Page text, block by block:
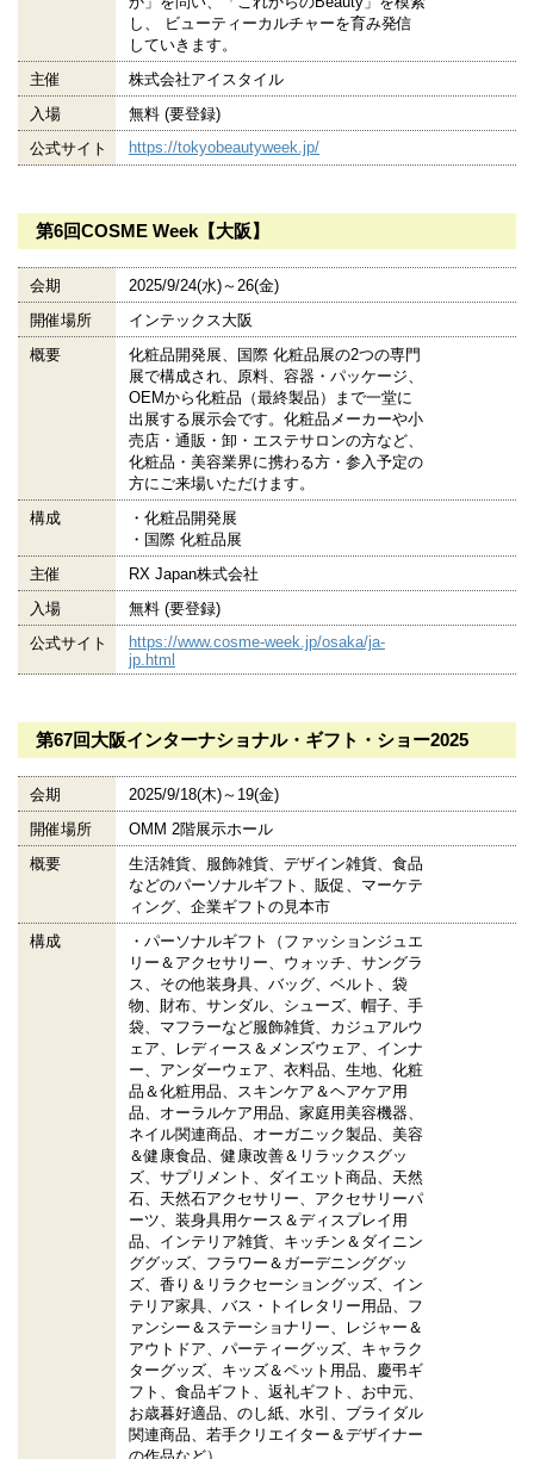
し、 ビューティーカルチャーを育み発信
していきます。
主催
株式会社アイスタイル
入場
無料 (要登録)
公式サイト
https://tokyobeautyweek.jp/
第6回COSME Week【大阪】
会期
2025/9/24(水)～26(金)
開催場所
インテックス大阪
概要
化粧品開発展、国際 化粧品展の2つの専門
展で構成され、原料、容器・パッケージ、
OEMから化粧品（最終製品）まで一堂に
出展する展示会です。化粧品メーカーや小
売店・通販・卸・エステサロンの方など、
化粧品・美容業界に携わる方・参入予定の
方にご来場いただけます。
構成
・化粧品開発展
・国際 化粧品展
主催
RX Japan株式会社
入場
無料 (要登録)
公式サイト
https://www.cosme-week.jp/osaka/ja-
jp.html
第67回大阪インターナショナル・ギフト・ショー2025
会期
2025/9/18(木)～19(金)
開催場所
OMM 2階展示ホール
概要
生活雑貨、服飾雑貨、デザイン雑貨、食品
などのパーソナルギフト、販促、マーケテ
ィング、企業ギフトの見本市
構成
・パーソナルギフト（ファッションジュエ
リー＆アクセサリー、ウォッチ、サングラ
ス、その他装身具、バッグ、ベルト、袋
物、財布、サンダル、シューズ、帽子、手
袋、マフラーなど服飾雑貨、カジュアルウ
ェア、レディース＆メンズウェア、インナ
ー、アンダーウェア、衣料品、生地、化粧
品＆化粧用品、スキンケア＆ヘアケア用
品、オーラルケア用品、家庭用美容機器、
ネイル関連商品、オーガニック製品、美容
＆健康食品、健康改善＆リラックスグッ
ズ、サプリメント、ダイエット商品、天然
石、天然石アクセサリー、アクセサリーパ
ーツ、装身具用ケース＆ディスプレイ用
品、インテリア雑貨、キッチン＆ダイニン
ググッズ、フラワー＆ガーデニンググッ
ズ、香り＆リラクセーショングッズ、イン
テリア家具、バス・トイレタリー用品、フ
ァンシー＆ステーショナリー、レジャー＆
アウトドア、パーティーグッズ、キャラク
ターグッズ、キッズ＆ペット用品、慶弔ギ
フト、食品ギフト、返礼ギフト、お中元、
お歳暮好適品、のし紙、水引、ブライダル
関連商品、若手クリエイター＆デザイナー